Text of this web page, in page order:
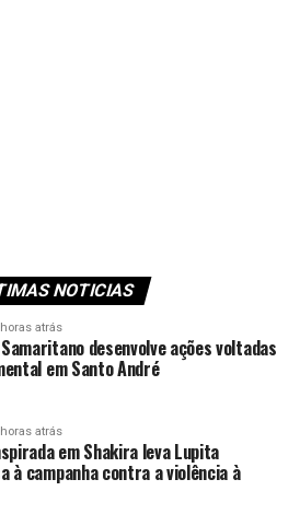
NOTICIAS
atrás
Samaritano desenvolve ações voltadas
em Santo André
atrás
em Shakira leva Lupita
à campanha contra a violência à